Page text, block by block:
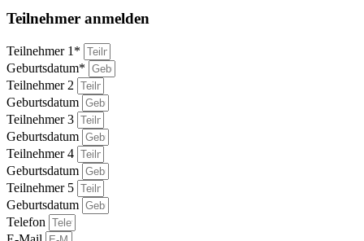
Teilnehmer anmelden
Teilnehmer 1*
Geburtsdatum*
Teilnehmer 2
Geburtsdatum
Teilnehmer 3
Geburtsdatum
Teilnehmer 4
Geburtsdatum
Teilnehmer 5
Geburtsdatum
Telefon